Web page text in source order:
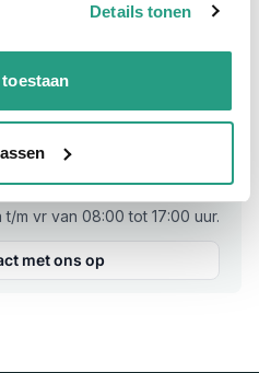
Details tonen
114,3 mm
op
m vr van 08:00 tot 17:00 uur.
met ons op